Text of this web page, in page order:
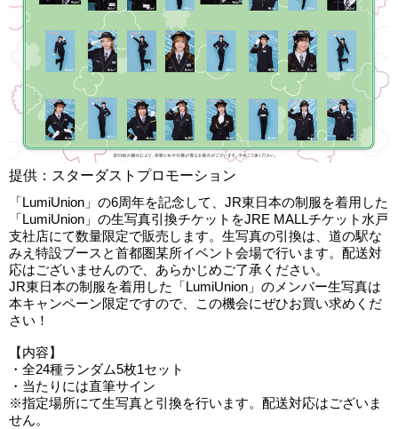
提供：スターダストプロモーション
「LumiUnion」の6周年を記念して、JR東日本の制服を着用した
「LumiUnion」の生写真引換チケットをJRE MALLチケット水戸
支社店にて数量限定で販売します。生写真の引換は、道の駅な
みえ特設ブースと首都圏某所イベント会場で行います。配送対
応はございませんので、あらかじめご了承ください。
JR東日本の制服を着用した「LumiUnion」のメンバー生写真は
本キャンペーン限定ですので、この機会にぜひお買い求めくだ
さい！
【内容】
・全24種ランダム5枚1セット
・当たりには直筆サイン
※指定場所にて生写真と引換を行います。配送対応はございま
せん。